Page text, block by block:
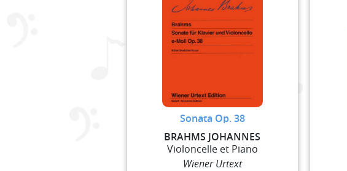
Sonata Op. 38
BRAHMS JOHANNES
Violoncelle et Piano
Wiener Urtext